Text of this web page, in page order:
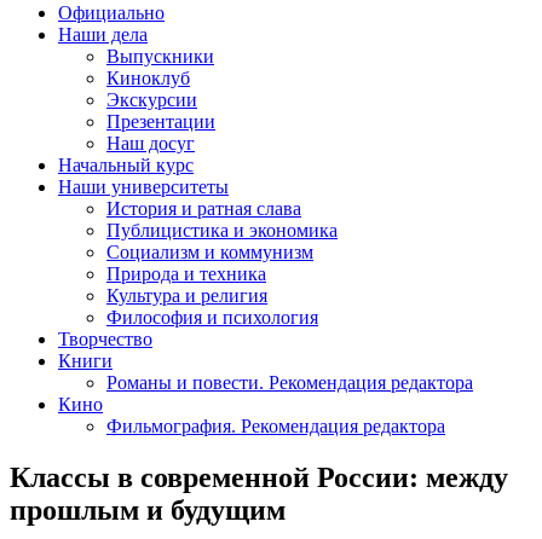
Официально
Наши дела
Выпускники
Киноклуб
Экскурсии
Презентации
Наш досуг
Начальный курс
Наши университеты
История и ратная слава
Публицистика и экономика
Социализм и коммунизм
Природа и техника
Культура и религия
Философия и психология
Творчество
Книги
Романы и повести. Рекомендация редактора
Кино
Фильмография. Рекомендация редактора
Классы в современной России: между
прошлым и будущим